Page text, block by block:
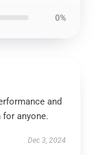
0%
and
anyone.
Dec 3, 2024